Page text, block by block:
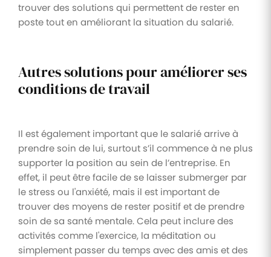
trouver des solutions qui permettent de rester en
poste tout en améliorant la situation du salarié.
Autres solutions pour améliorer ses
conditions de travail
Il est également important que le salarié arrive à
prendre soin de lui, surtout s’il commence à ne plus
supporter la position au sein de l’entreprise. En
effet, il peut être facile de se laisser submerger par
le stress ou l'anxiété, mais il est important de
trouver des moyens de rester positif et de prendre
soin de sa santé mentale. Cela peut inclure des
activités comme l'exercice, la méditation ou
simplement passer du temps avec des amis et des